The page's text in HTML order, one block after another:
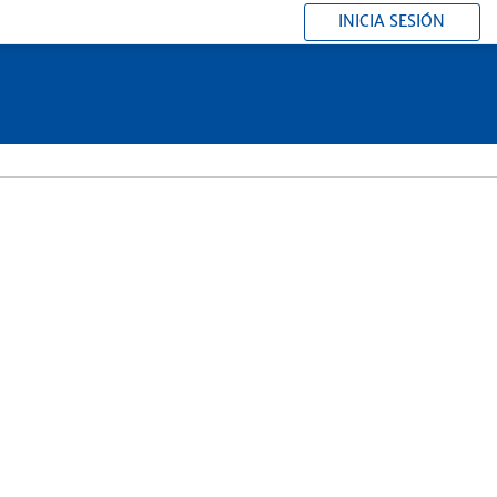
INICIA SESIÓN